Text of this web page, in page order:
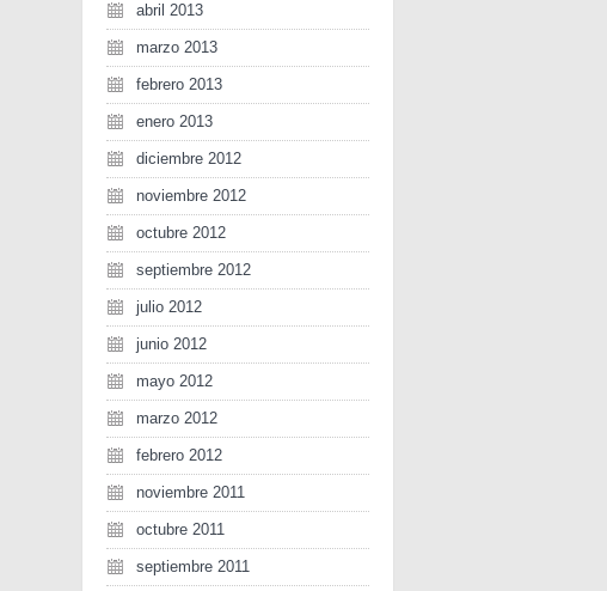
abril 2013
marzo 2013
febrero 2013
enero 2013
diciembre 2012
noviembre 2012
octubre 2012
septiembre 2012
julio 2012
junio 2012
mayo 2012
marzo 2012
febrero 2012
noviembre 2011
octubre 2011
septiembre 2011